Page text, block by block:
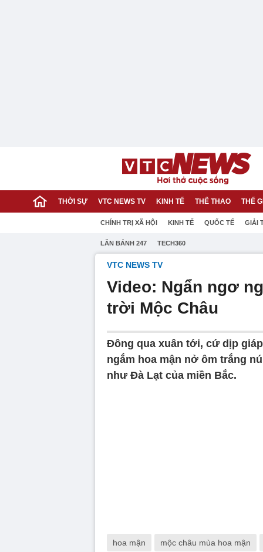
THỜI SỰ VTC NEWS TV KINH TẾ THỂ THAO THẾ
CHÍNH TRỊ XÃ HỘI KINH TẾ QUỐC TẾ GIẢI
LĂN BÁNH 247 TECH360
VTC NEWS TV
Video: Ngẩn ngơ
trời Mộc Châu
Đông qua xuân tới, cứ dịp
ngắm hoa mận nở ôm trắng
như Đà Lạt của miền Bắc.
hoa mận mộc châu mùa hoa mận